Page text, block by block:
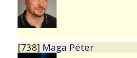
[738] Maga Péter